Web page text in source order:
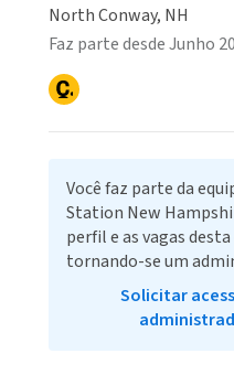
North Conway, NH
Faz parte desde Junho
Você faz parte da
Station New
perfil e as vagas
tornando-se um
Solicitar